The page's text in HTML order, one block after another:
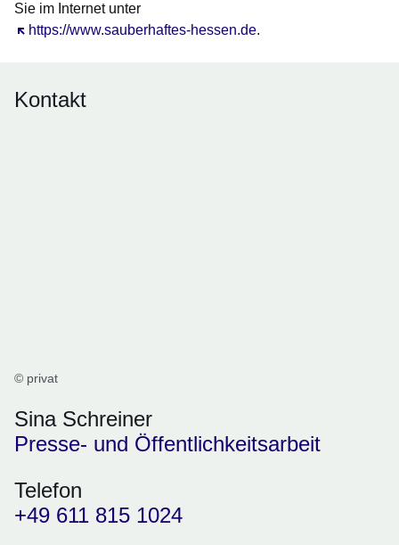
Sie im Internet unter
https://www.sauberhaftes-hessen.de
Öffnet sich in einem neuen Fenster .
Kontakt
© privat
Sina Schreiner
Presse- und Öffentlichkeitsarbeit
Telefon
+49 611 815 1024